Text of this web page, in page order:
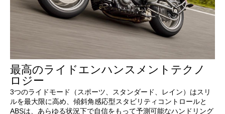
最高のライドエンハンスメントテクノ
ロジー
3つのライドモード（スポーツ、スタンダード、レイン）はスリ
ルを最大限に高め、傾斜角感応型スタビリティコントロールと
ABSは、あらゆる状況下で自信をもって予測可能なハンドリング